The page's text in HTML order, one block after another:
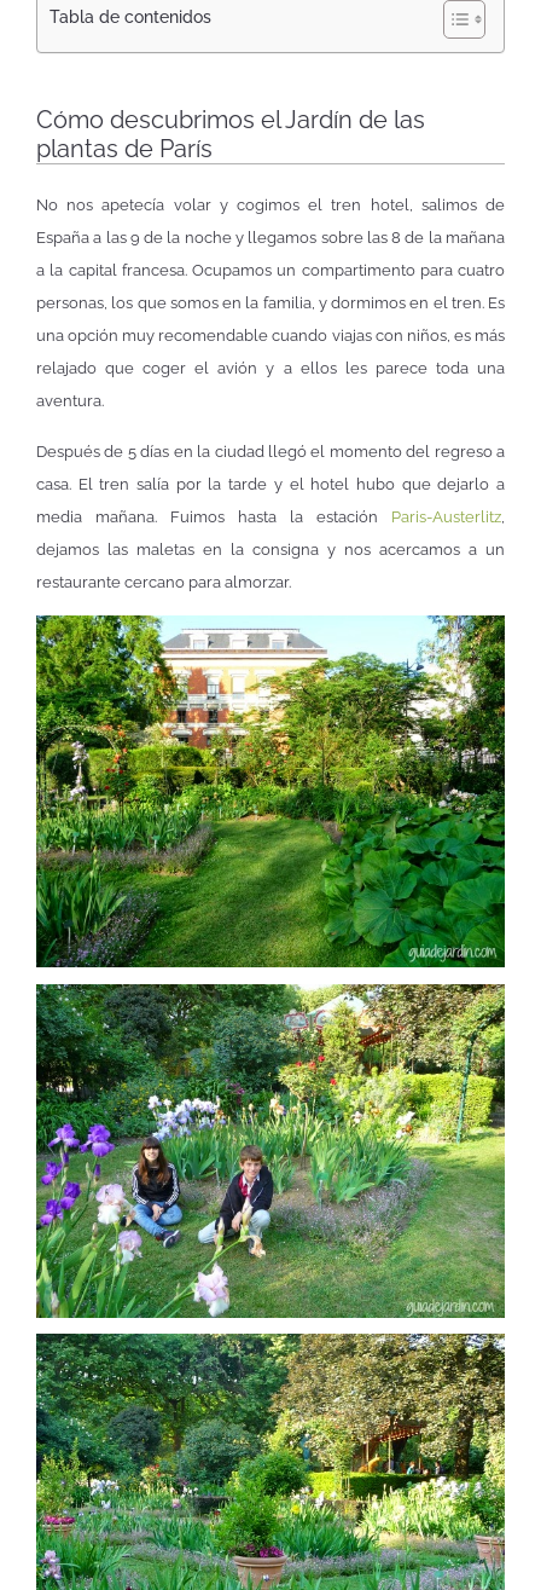
Tabla de contenidos
Cómo descubrimos el Jardín de las
plantas de París
No nos apetecía volar y cogimos el tren hotel, salimos de
España a las 9 de la noche y llegamos sobre las 8 de la mañana
a la capital francesa. Ocupamos un compartimento para cuatro
personas, los que somos en la familia, y dormimos en el tren. Es
una opción muy recomendable cuando viajas con niños, es más
relajado que coger el avión y a ellos les parece toda una
aventura.
Después de 5 días en la ciudad llegó el momento del regreso a
casa. El tren salía por la tarde y el hotel hubo que dejarlo a
media mañana. Fuimos hasta la estación Paris-Austerlitz
dejamos las maletas en la consigna y nos acercamos a un
restaurante cercano para almorzar.